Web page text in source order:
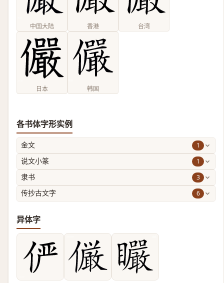
中国大陆 香港 台湾
日本 韩国
各书体字形实例
金文 1
说文小篆 1
隶书 3
传抄古文字 6
异体字